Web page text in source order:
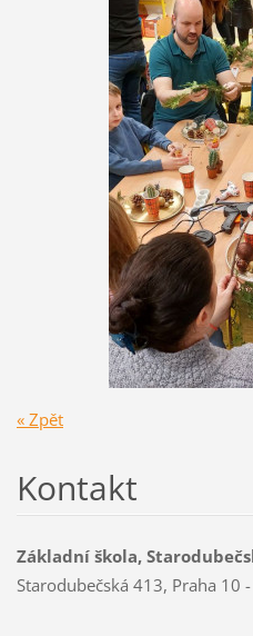
« Zpět
Kontakt
Základní škola,
Starodubečská 413, Praha 10